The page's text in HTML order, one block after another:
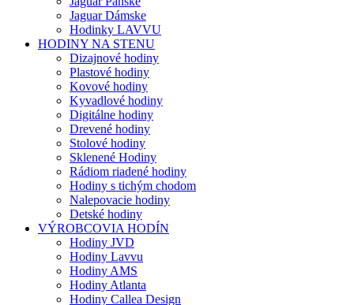
Jaguar Dámske
Hodinky LAVVU
HODINY NA STENU
Dizajnové hodiny
Plastové hodiny
Kovové hodiny
Kyvadlové hodiny
Digitálne hodiny
Drevené hodiny
Stolové hodiny
Sklenené Hodiny
Rádiom riadené hodiny
Hodiny s tichým chodom
Nalepovacie hodiny
Detské hodiny
VÝROBCOVIA HODÍN
Hodiny JVD
Hodiny Lavvu
Hodiny AMS
Hodiny Atlanta
Hodiny Callea Design